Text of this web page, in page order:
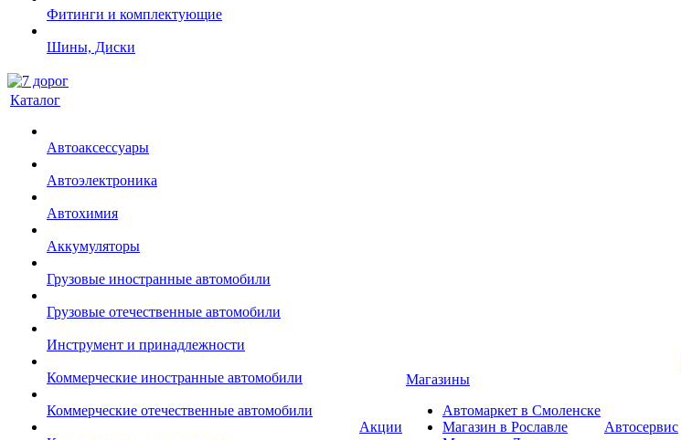
Фитинги и комплектующие
Шины, Диски
Каталог
Автоаксессуары
Автоэлектроника
Автохимия
Аккумуляторы
Грузовые иностранные автомобили
Грузовые отечественные автомобили
Инструмент и принадлежности
Коммерческие иностранные автомобили
Коммерческие отечественные автомобили
Акции
Магазины
Автомаркет в Смоленске
Магазин в Рославле
Автосервис